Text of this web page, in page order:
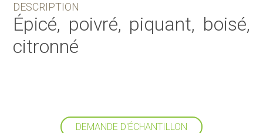
DESCRIPTION
Épicé, poivré, piquant, boisé,
citronné
DEMANDE D'ÉCHANTILLON